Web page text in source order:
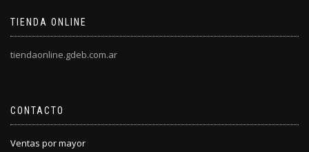
TIENDA ONLINE
tiendaonline.gdeb.com.ar
CONTACTO
Ventas por mayor